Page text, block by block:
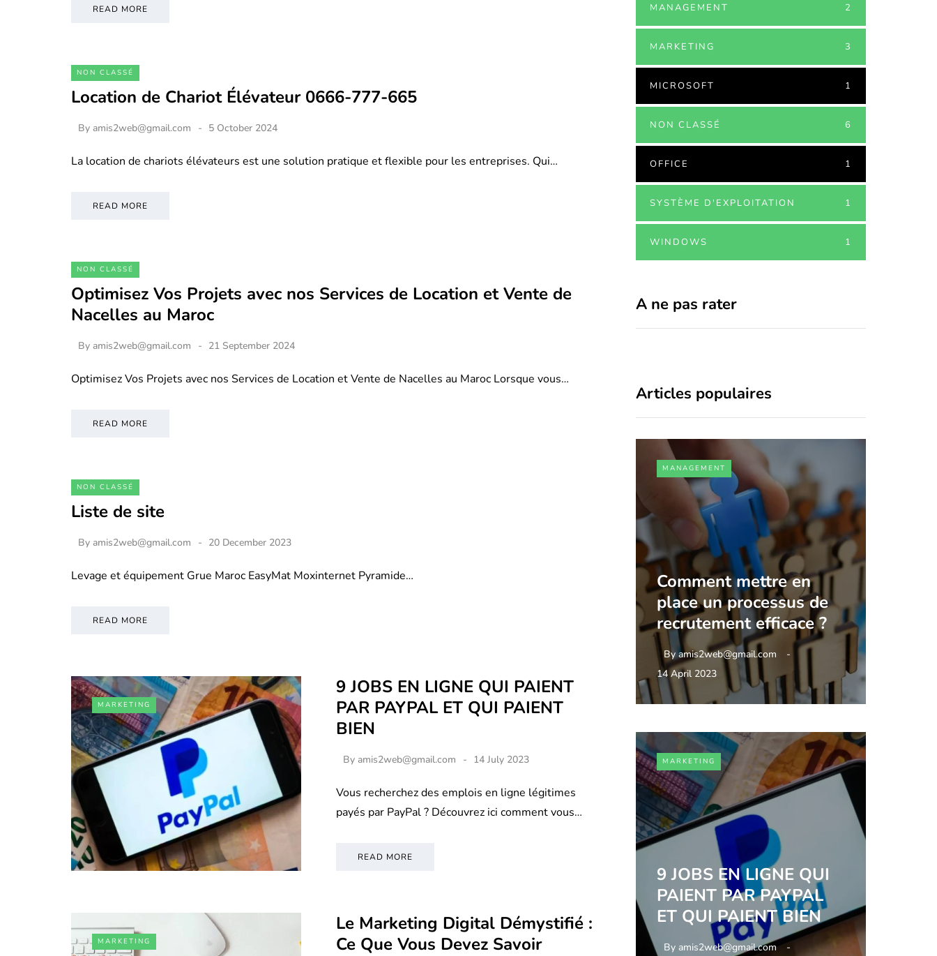
READ MORE
NON CLASSÉ
Location de Chariot Élévateur 0666-777-665
By amis2web@gmail.com 5 October 2024
La location de chariots élévateurs est une solution pratique et flexible pour les entreprises. Qui…
READ MORE
NON CLASSÉ
Optimisez Vos Projets avec nos Services de Location et Vente de
Nacelles au Maroc
By amis2web@gmail.com 21 September 2024
Optimisez Vos Projets avec nos Services de Location et Vente de Nacelles au Maroc Lorsque vous…
READ MORE
NON CLASSÉ
Liste de site
By amis2web@gmail.com 20 December 2023
Levage et équipement Grue Maroc EasyMat Moxinternet Pyramide…
READ MORE
MARKETING
9 JOBS EN LIGNE QUI PAIENT
PAR PAYPAL ET QUI PAIENT
BIEN
By amis2web@gmail.com 14 July 2023
Vous recherchez des emplois en ligne légitimes
payés par PayPal ? Découvrez ici comment vous…
READ MORE
MARKETING
Le Marketing Digital Démystifié :
Ce Que Vous Devez Savoir
MANAGEMENT 2
MARKETING 3
MICROSOFT 1
NON CLASSÉ 6
OFFICE 1
SYSTÈME D'EXPLOITATION 1
WINDOWS 1
A ne pas rater
Articles populaires
MANAGEMENT
Comment mettre en
place un processus de
recrutement efficace ?
Byamis2web@gmail.com
14 April 2023
MARKETING
9 JOBS EN LIGNE QUI
PAIENT PAR PAYPAL
ET QUI PAIENT BIEN
By amis2web@gmail.com